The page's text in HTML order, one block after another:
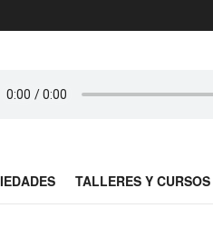
TALLERES Y CURSOS